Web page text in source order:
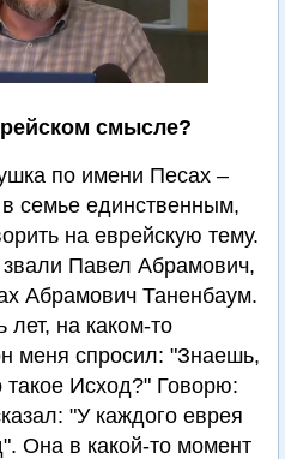
смысле?
по имени Песах –
семье единственным,
на еврейскую тему.
звали Павел Абрамович,
Абрамович Таненбаум.
лет, на каком-то
меня спросил: "Знаешь,
такое Исход?" Говорю:
"У каждого еврея
Она в какой-то момент